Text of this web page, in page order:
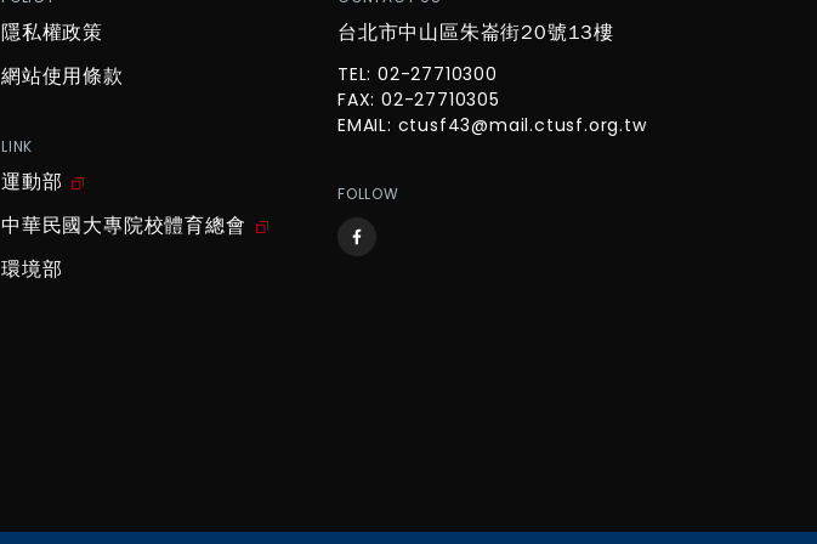
隱私權政策
網站使用條款
LINK
運動部
中華民國大專院校體育總會
環境部
台北市中山區朱崙街20號13樓
TEL: 02-27710300
FAX: 02-27710305
EMAIL: ctusf43@mail.ctusf.org.tw
FOLLOW